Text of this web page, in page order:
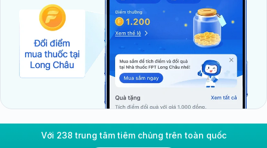
Với 238 trung tâm tiêm chủng trên toàn quốc